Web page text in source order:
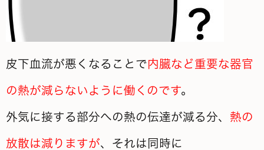
皮下血流が悪くなることで 内臓など重要な器官
の熱が減らないように働くのです。
外気に接する部分への熱の伝達が減る分、 熱の
放散は減りますが、それは同時に